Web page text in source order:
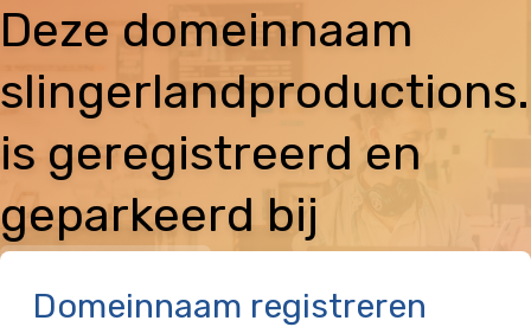
Deze domeinnaam
is geregistreerd en
geparkeerd bij
Domeinnaam registreren